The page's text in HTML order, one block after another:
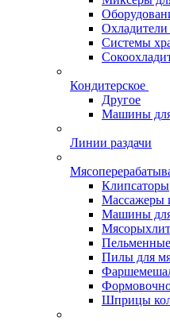
Охладители
Системы
Кондитерское
Другое
Машины для
Линии раздачи
Клипсаторы
Массажеры
Машины для
Пилы для
Шприцы